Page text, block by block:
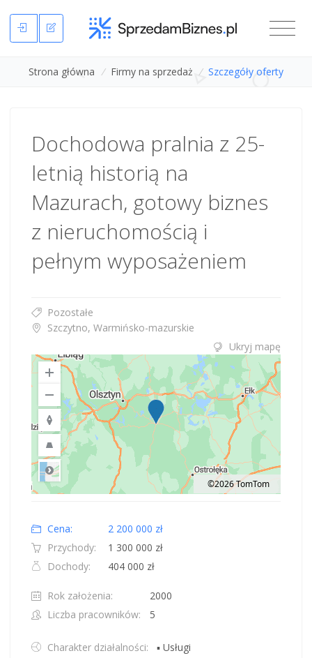
Strona główna / Firmy na sprzedaż / Szczegóły oferty
Dochodowa pralnia z 25-
letnią historią na
Mazurach, gotowy biznes
z nieruchomością i
pełnym wyposażeniem
Pozostałe
Szczytno, Warmińsko-mazurskie
Ukryj mapę
Road
©2026 TomTom
Cena:
2 200 000 zł
Przychody:
1 300 000 zł
Dochody:
404 000 zł
Rok założenia:
2000
Liczba pracowników:
5
Charakter działalności:
▪ Usługi